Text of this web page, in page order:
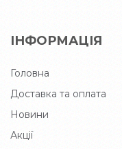
ІНФОРМАЦІЯ
Головна
Доставка та оплата
Новини
Акції